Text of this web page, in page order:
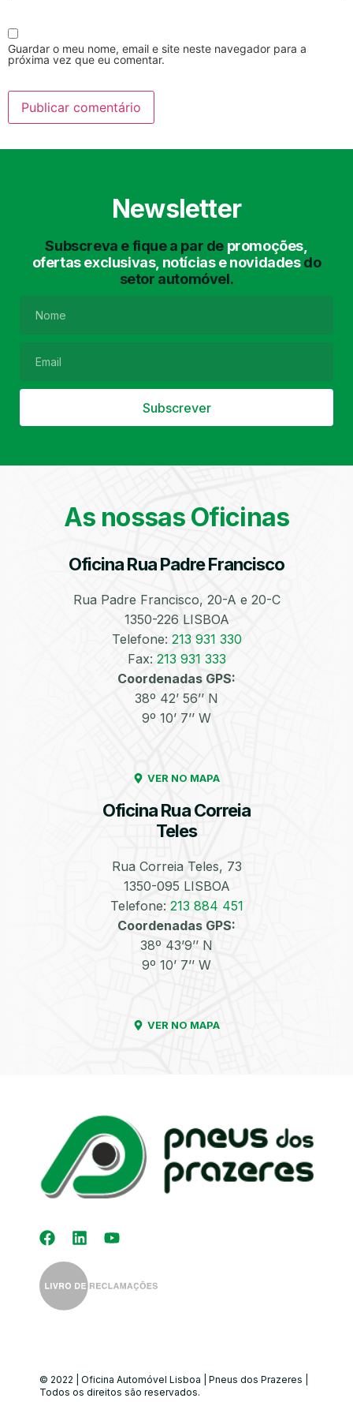
Guardar o meu nome, email e site neste navegador para a
próxima vez que eu comentar.
Newsletter
Subscreva e fique a par de promoções,
ofertas exclusivas, notícias e novidadesdo
setor automóvel.
Subscrever
As nossas Oficinas
Oficina Rua Padre Francisco
Rua Padre Francisco, 20-A e 20-C
1350-226 LISBOA
Telefone: 213 931 330
Fax: 213 931 333
Coordenadas GPS:
38º 42’ 56’’ N
9º 10’ 7’’ W
VER NO MAPA
Oficina Rua Correia
Teles
Rua Correia Teles, 73
1350-095 LISBOA
Telefone: 213 884 451
Coordenadas GPS:
38º 43’9’’ N
9º 10’ 7’’ W
VER NO MAPA
© 2022 | Oficina Automóvel Lisboa | Pneus dos Prazeres |
Todos os direitos são reservados.
Lavagem Manual
Lavagem de Chassis Matrículas
Filtro de Partículas Óleos
Bate-Chapas
Higienização e
Automóvel
Equilibragem das
Rodas
Desempeno de
Jantes
Kit Distribuição
Diagnóstico